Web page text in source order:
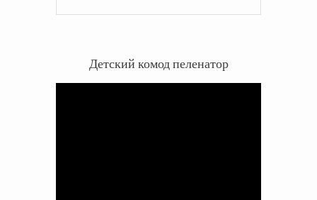
Детский комод пеленатор